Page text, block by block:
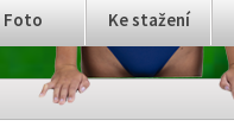
Foto Ke stažení